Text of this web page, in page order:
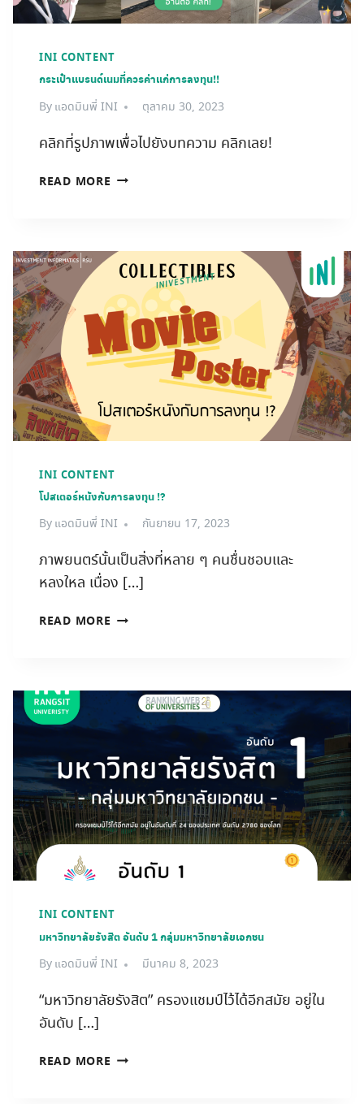
INI CONTENT
กระเป๋าแบรนด์เนมที่ควรค่าแก่การลงทุน!!
Byแอดมินพี่ INI ตุลาคม 30, 2023
คลิกที่รูปภาพเพื่อไปยังบทความ คลิกเลย!
READ MORE กระเป๋า
ควร
ค่า
แก่
การ
ลงทุน!!
INI CONTENT
โปสเตอร์หนังกับการลงทุน !?
Byแอดมินพี่ INI กันยายน 17, 2023
ภาพยนตร์นั้นเป็นสิ่งที่หลาย ๆ คนชื่นชอบและ
หลงใหล เนื่อง […]
READ MORE โปสเตอร์
ลงทุน
INI CONTENT
มหาวิทยาลัยรังสิต อันดับ 1 กลุ่มมหาวิทยาลัยเอกชน
Byแอดมินพี่ INI มีนาคม 8, 2023
“มหาวิทยาลัยรังสิต” ครองแชมป์ไว้ได้อีกสมัย อยู่ใน
อันดับ […]
READ MORE มหาวิทยาลัย